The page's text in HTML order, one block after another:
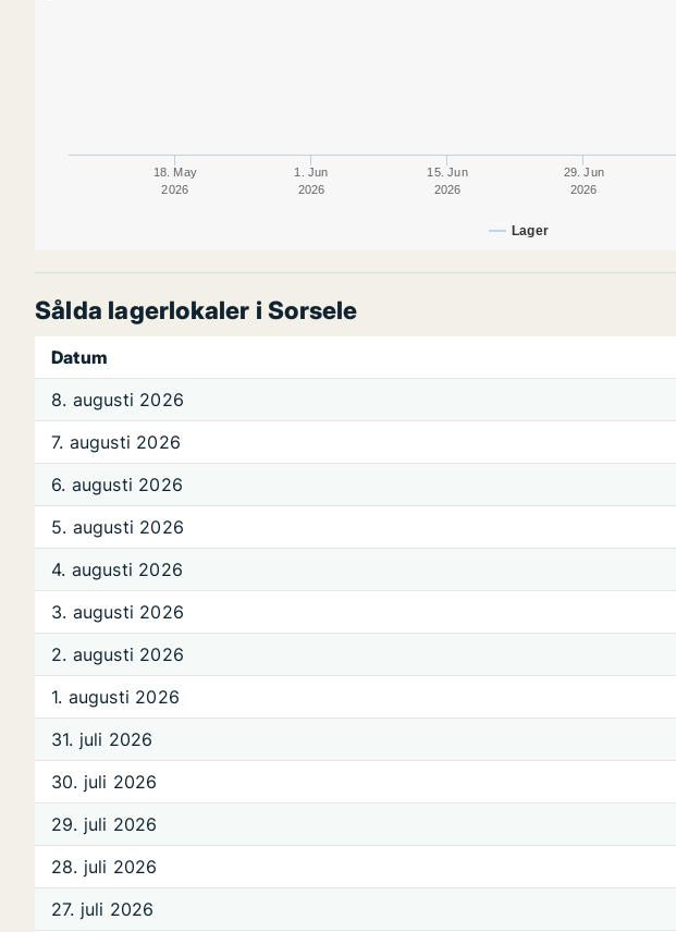
Lager
18. May
2026
1. Jun
2026
15. Jun
2026
29. Jun
2026
Sålda lagerlokaler i Sorsele
Datum
8. augusti 2026
7. augusti 2026
6. augusti 2026
5. augusti 2026
4. augusti 2026
3. augusti 2026
2. augusti 2026
1. augusti 2026
31. juli 2026
30. juli 2026
29. juli 2026
28. juli 2026
27. juli 2026